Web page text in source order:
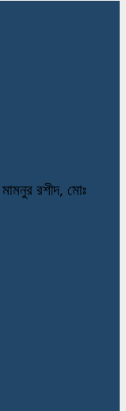
রশীদ, মোঃ